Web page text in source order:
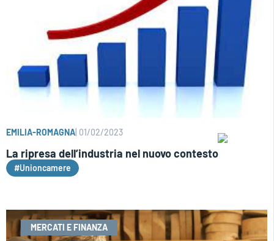
EMILIA-ROMAGNA 01/02/2023
La ripresa dell’industria nel nuovo contesto
#Unioncamere
MERCATI E FINANZA